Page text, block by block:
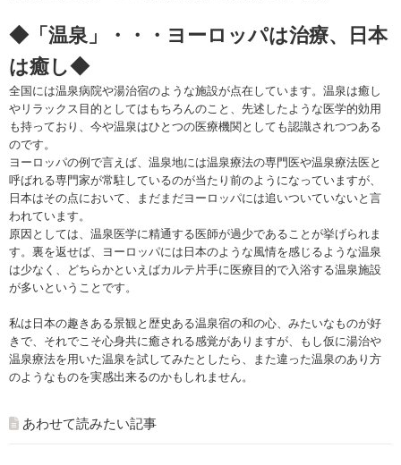
◆「温泉」・・・ヨーロッパは治療、日本
は癒し◆
全国には温泉病院や湯治宿のような施設が点在しています。温泉は癒し
やリラックス目的としてはもちろんのこと、先述したような医学的効用
も持っており、今や温泉はひとつの医療機関としても認識されつつある
のです。
ヨーロッパの例で言えば、温泉地には温泉療法の専門医や温泉療法医と
呼ばれる専門家が常駐しているのが当たり前のようになっていますが、
日本はその点において、まだまだヨーロッパには追いついていないと言
われています。
原因としては、温泉医学に精通する医師が過少であることが挙げられま
す。裏を返せば、ヨーロッパには日本のような風情を感じるような温泉
は少なく、どちらかといえばカルテ片手に医療目的で入浴する温泉施設
が多いということです。
私は日本の趣きある景観と歴史ある温泉宿の和の心、みたいなものが好
きで、それでこそ心身共に癒される感覚がありますが、もし仮に湯治や
温泉療法を用いた温泉を試してみたとしたら、また違った温泉のあり方
のようなものを実感出来るのかもしれません。
あわせて読みたい記事